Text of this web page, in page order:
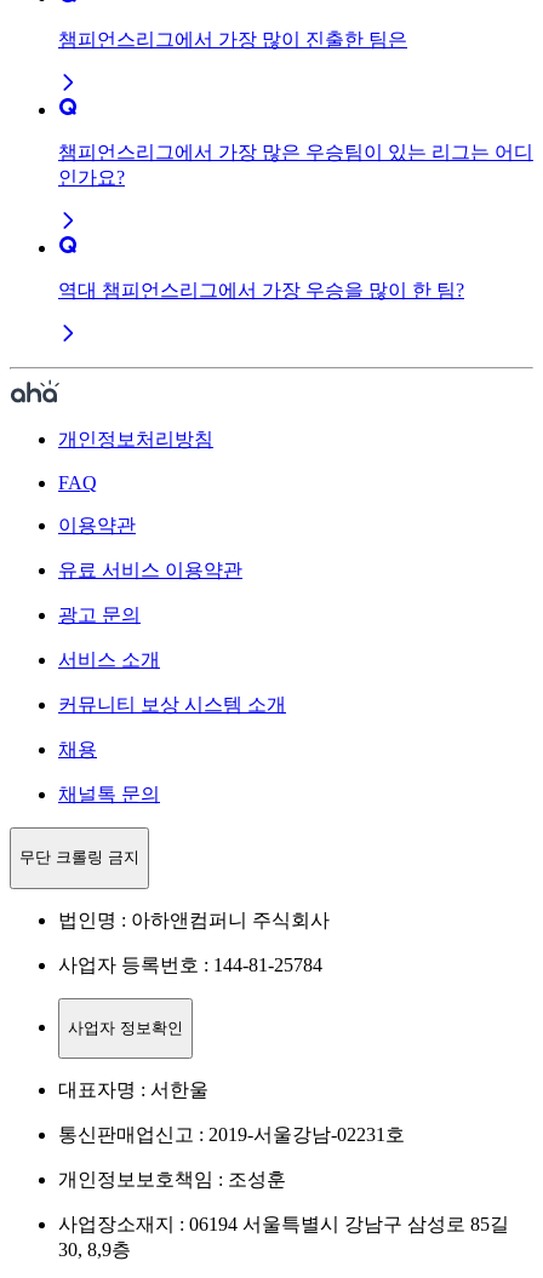
챔피언스리그에서 가장 많이 진출한 팀은
챔피언스리그에서 가장 많은 우승팀이 있는 리그는 어디
인가요?
역대 챔피언스리그에서 가장 우승을 많이 한 팀?
개인정보처리방침
FAQ
이용약관
유료 서비스 이용약관
광고 문의
서비스 소개
커뮤니티 보상 시스템 소개
채용
채널톡 문의
무단 크롤링 금지
법인명 : 아하앤컴퍼니 주식회사
사업자 등록번호 : 144-81-25784
사업자 정보확인
대표자명 : 서한울
통신판매업신고 : 2019-서울강남-02231호
개인정보보호책임 : 조성훈
사업장소재지 : 06194 서울특별시 강남구 삼성로 85길
30, 8,9층